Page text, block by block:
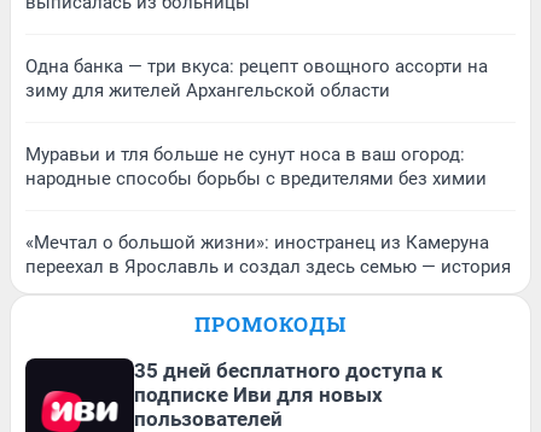
Одна банка — три вкуса: рецепт овощного ассорти на
зиму для жителей Архангельской области
Муравьи и тля больше не сунут носа в ваш огород:
народные способы борьбы с вредителями без химии
«Мечтал о большой жизни»: иностранец из Камеруна
переехал в Ярославль и создал здесь семью — история
ПРОМОКОДЫ
35 дней бесплатного доступа к
подписке Иви для новых
пользователей